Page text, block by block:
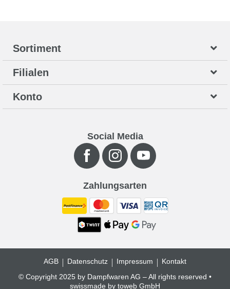
Sortiment
Filialen
Konto
Social Media
Zahlungsarten
© Copyright 2025 by Dampfwaren AG – All rights reserved •
swissmade by toweb GmbH
AGB Datenschutz Impressum Kontakt